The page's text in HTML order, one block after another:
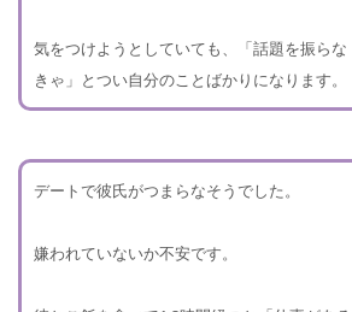
気をつけようとしていても、「話題を振らな
きゃ」とつい自分のことばかりになります。
デートで彼氏がつまらなそうでした。
嫌われていないか不安です。